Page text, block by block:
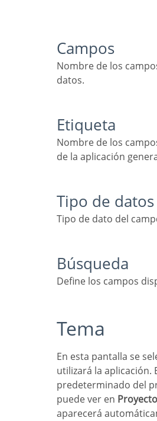
Campos
Nombre de los campos de la base de
datos.
Etiqueta
Nombre de los campos en la visualización
de la aplicación
Tipo de datos
Tipo de dato del
Búsqueda
Define los campos
Tema
En esta pantalla se selecciona el tema que
utilizará la aplicación.
predeterminado del
puede ver en Proyecto
aparecerá